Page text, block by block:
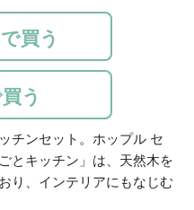
買う
う
チンセット。ホップル セ
とキッチン」は、天然木を
り、インテリアにもなじむ